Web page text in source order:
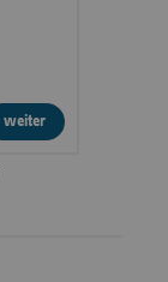
weiter